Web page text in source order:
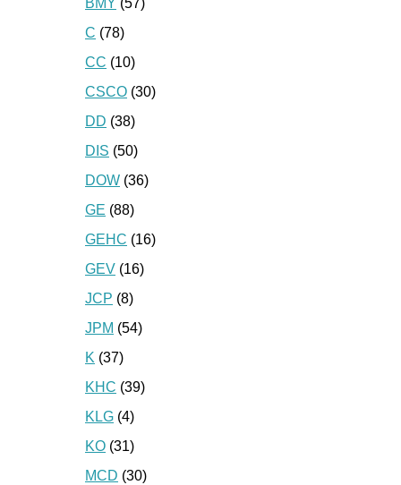
C (78)
CC (10)
CSCO (30)
DD (38)
DIS (50)
DOW (36)
GE (88)
GEHC (16)
GEV (16)
JCP (8)
JPM (54)
K (37)
KHC (39)
KLG (4)
KO (31)
MCD (30)